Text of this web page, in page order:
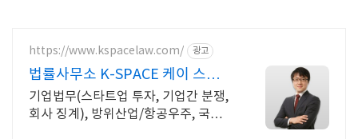
https://www.kspacelaw.com/ 광고
법률사무소 K-SPACE 케이 스페이
스
기업법무(스타트업 투자, 기업간 분쟁,
회사 징계), 방위산업/항공우주, 국제